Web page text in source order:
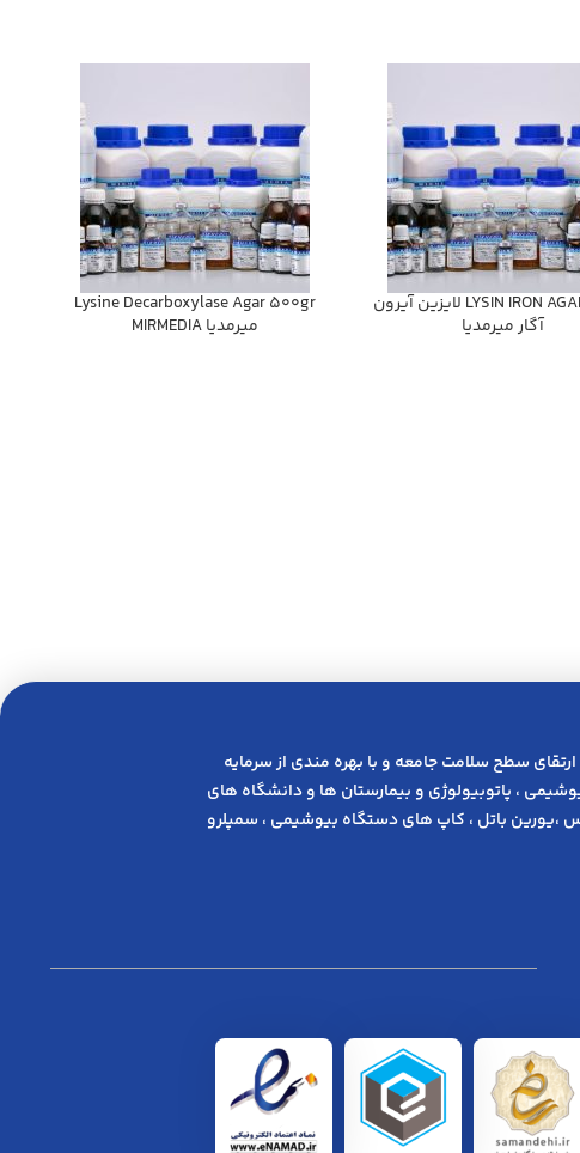
LYSIN IRON AGAR 500g لايزين آيرون
آگار ميرمديا
Lysine Decarboxylase Agar 500gr
ميرمديا MIRMEDIA
ﺳﻄﺢ ﺳﻼﻣﺖ ﺟﺎﻣﻌﻪ و ﺑﺎ ﺑﻬﺮه ﻣﻨﺪی از ﺳﺮﻣﺎﯾﻪ
، پاتوبیولوژی و بیمارستان ها و دانشگاه های
باتل ، کاپ های دستگاه بیوشیمی ، سمپلرو